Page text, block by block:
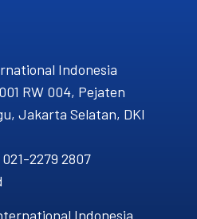
Indonesia
RW 004, Pejaten
Jakarta Selatan, DKI
2279 2807
Indonesia.